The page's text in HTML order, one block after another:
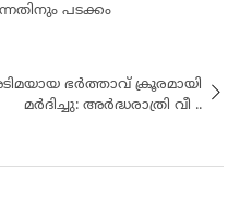
പടക്കം
ഭർത്താവ് ക്രൂരമായി
മർദിച്ചു: അർദ്ധരാത്രി വീ ..